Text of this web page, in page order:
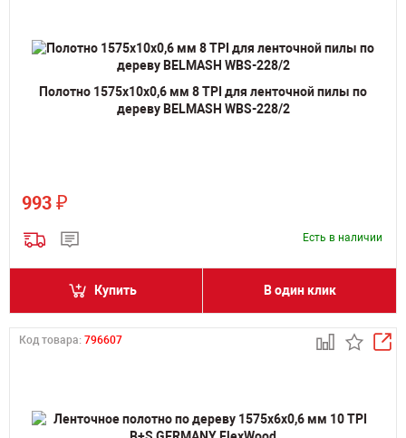
Полотно 1575х10х0,6 мм 8 TPI для ленточной пилы по
дереву BELMASH WBS-228/2
993 ₽
Есть в наличии
Купить В один клик
Код товара: 796607